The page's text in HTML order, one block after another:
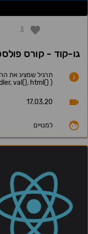
3
גו-קוד - קורס
val(), html() )
17.03.20
למנויים